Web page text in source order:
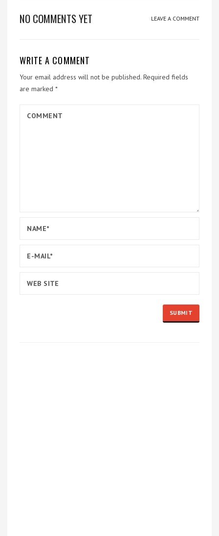
NO COMMENTS YET LEAVE A COMMENT
WRITE A COMMENT
Your email address will not be published. Required fields
are marked *